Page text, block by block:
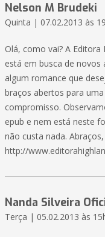
Nelson M Brudeki
Quinta | 07.02.2013 às
Olá, como vai? A
está em busca de novos
algum romance que
braços abertos para
compromisso.
epub e nem está neste
não custa nada.
http://
Nanda Silveira
Terça | 05.02.2013 às